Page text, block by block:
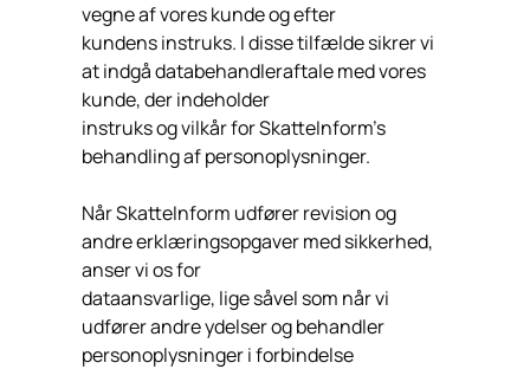
vegne af vores kunde og efter
kundens instruks. I disse tilfælde sikrer vi
at indgå databehandleraftale med vores
kunde, der indeholder
instruks og vilkår for SkatteInform’s
behandling af personoplysninger.
Når SkatteInform udfører revision og
andre erklæringsopgaver med sikkerhed,
anser vi os for
dataansvarlige, lige såvel som når vi
udfører andre ydelser og behandler
personoplysninger i forbindelse